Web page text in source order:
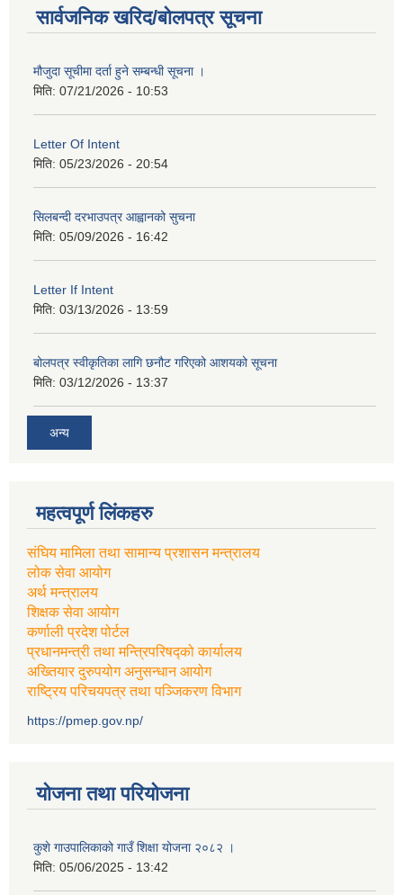
सार्वजनिक खरिद/बोलपत्र सूचना
मौजुदा सूचीमा दर्ता हुने सम्बन्धी सूचना ।
मिति: 07/21/2026 - 10:53
Letter Of Intent
मिति: 05/23/2026 - 20:54
सिलबन्दी दरभाउपत्र आह्वानको सुचना
मिति: 05/09/2026 - 16:42
Letter If Intent
मिति: 03/13/2026 - 13:59
बोलपत्र स्वीकृतिका लागि छनौट गरिएको आशयको सूचना
मिति: 03/12/2026 - 13:37
अन्य
महत्वपूर्ण लिंकहरु
संघिय मामिला तथा सामान्य प्रशासन मन्त्रालय
लोक सेवा आयोग
अर्थ मन्त्रालय
शिक्षक सेवा आयोग
कर्णाली प्रदेश पोर्टल
प्रधानमन्त्री तथा मन्त्रिपरिषद्को कार्यालय
अख्तियार दुरुपयोग अनुसन्धान आयोग
राष्ट्रिय परिचयपत्र तथा पञ्जिकरण विभाग
https://pmep.gov.np/
योजना तथा परियोजना
कुशे गाउपालिकाको गाउँ शिक्षा योजना २०८२ ।
मिति: 05/06/2025 - 13:42